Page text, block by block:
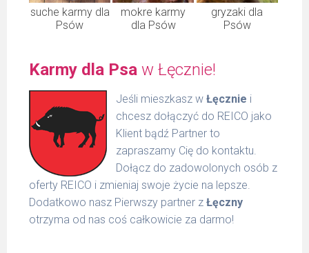
suche karmy dla
Psów
mokre karmy
dla Psów
gryzaki dla
Psów
Karmy dla Psa w Łęcznie!
Jeśli mieszkasz w Łęcznie i
chcesz dołączyć do REICO jako
Klient bądź Partner to
zapraszamy Cię do kontaktu.
Dołącz do zadowolonych osób z
oferty REICO i zmieniaj swoje życie na lepsze.
Dodatkowo nasz Pierwszy partner z Łęczny
otrzyma od nas coś całkowicie za darmo!